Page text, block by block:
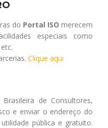
do Portal ISO merecem
especiais como
Clique aqui
de Consultores,
e enviar o endereço do
pública e gratuito.